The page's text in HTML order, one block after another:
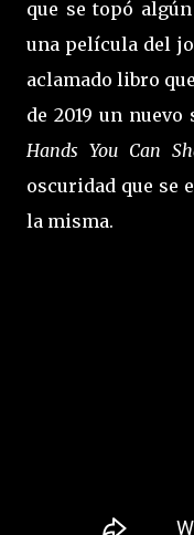
que se topó
una película del
aclamado libro
de 2019 un
Hands You Can
oscuridad que se
la misma.